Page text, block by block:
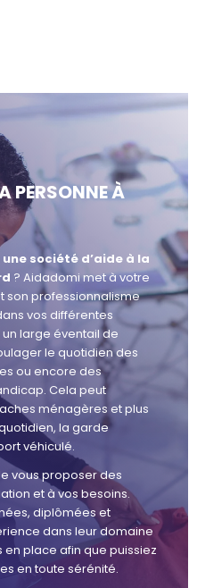
PERSONNE À
une société d’aide à la
? Aidadomi met à votre
son professionnalisme
vos différentes
large éventail de
le quotidien des
ou encore des
Cela peut
ménagères et plus
la garde
véhiculé.
vous proposer des
et à vos besoins.
diplômées et
dans leur domaine
place afin que puissiez
en toute sérénité.